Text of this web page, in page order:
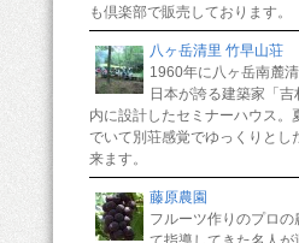
も倶楽部で販売しております。
八ヶ岳清里 竹早山荘
1960年に八ヶ岳南麓
日本が誇る建築家「
内に設計したセミナーハウス。
でいて別荘感覚でゆっくりとし
来ます。
藤原農園
フルーツ作りのプロ